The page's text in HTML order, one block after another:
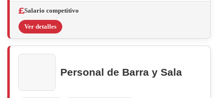
Salario competitivo
Ver detalles
Personal de Barra y Sala